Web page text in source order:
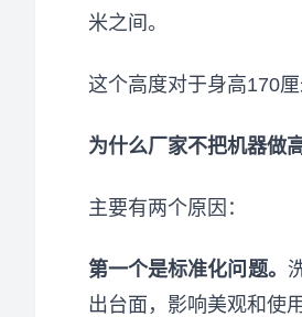
米之间。
这个高度对于身高170
为什么厂家不把机器做
主要有两个原因：
第一个是标准化问题。
出台面，影响美观和使用